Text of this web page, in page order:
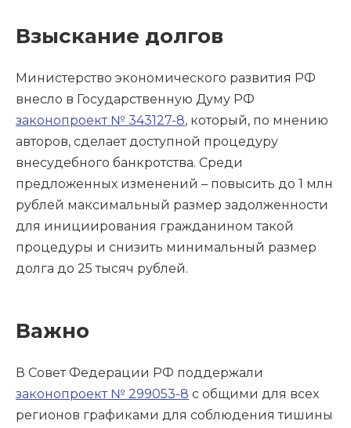
Взыскание долгов
Министерство экономического развития РФ
внесло в Государственную Думу РФ
законопроект № 343127-8, который, по мнению
авторов, сделает доступной процедуру
внесудебного банкротства. Среди
предложенных изменений – повысить до 1 млн
рублей максимальный размер задолженности
для инициирования гражданином такой
процедуры и снизить минимальный размер
долга до 25 тысяч рублей.
Важно
В Совет Федерации РФ поддержали
законопроект № 299053-8 с общими для всех
регионов графиками для соблюдения тишины